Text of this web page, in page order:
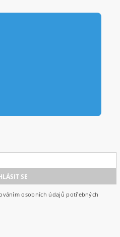
osobních údajů potřebných